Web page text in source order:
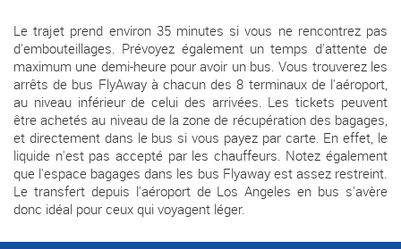
Le trajet prend environ 35 minutes si vous ne rencontrez pas
d'embouteillages. Prévoyez également un temps d'attente de
maximum une demi-heure pour avoir un bus. Vous trouverez les
arrêts de bus FlyAway à chacun des 8 terminaux de l'aéroport,
au niveau inférieur de celui des arrivées. Les tickets peuvent
être achetés au niveau de la zone de récupération des bagages,
et directement dans le bus si vous payez par carte. En effet, le
liquide n'est pas accepté par les chauffeurs. Notez également
que l'espace bagages dans les bus Flyaway est assez restreint.
Le transfert depuis l'aéroport de Los Angeles en bus s'avère
donc idéal pour ceux qui voyagent léger.